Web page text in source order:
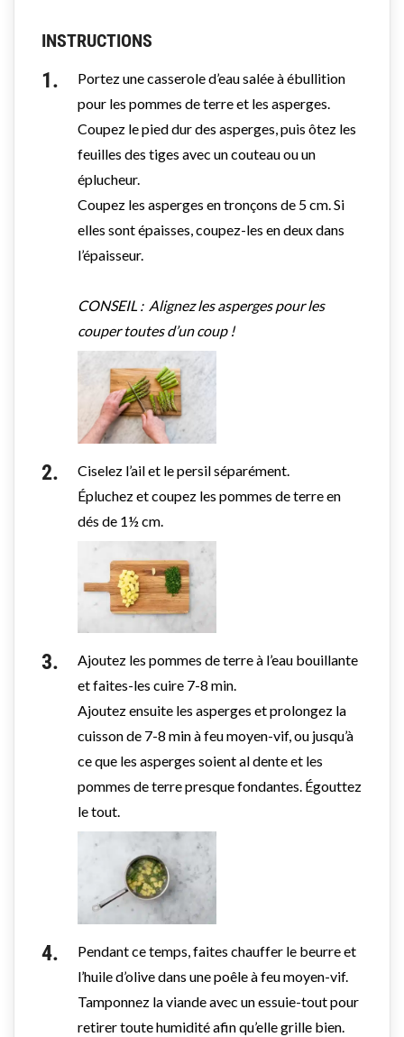
INSTRUCTIONS
Portez une casserole d’eau salée à ébullition
pour les pommes de terre et les asperges.
Coupez le pied dur des asperges, puis ôtez les
feuilles des tiges avec un couteau ou un
éplucheur.
Coupez les asperges en tronçons de 5 cm. Si
elles sont épaisses, coupez-les en deux dans
l’épaisseur.
CONSEIL : Alignez les asperges pour les
couper toutes d’un coup !
Ciselez l’ail et le persil séparément.
Épluchez et coupez les pommes de terre en
dés de 1½ cm.
Ajoutez les pommes de terre à l’eau bouillante
et faites-les cuire 7-8 min.
Ajoutez ensuite les asperges et prolongez la
cuisson de 7-8 min à feu moyen-vif, ou jusqu’à
ce que les asperges soient al dente et les
pommes de terre presque fondantes. Égouttez
le tout.
Pendant ce temps, faites chauffer le beurre et
l’huile d’olive dans une poêle à feu moyen-vif.
Tamponnez la viande avec un essuie-tout pour
retirer toute humidité afin qu’elle grille bien.